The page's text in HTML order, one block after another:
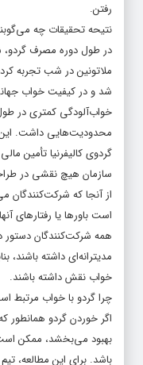
رفتن.
نتیحه تحقیقات چه
در طول دوره مصرف گردو،
ملاتونین در شب تجربه
شد و در کیفیت خواب
خواب‌آلودگی کمتری در
محدودیت‌هایی داشت.
گردوی کالیفرنیا تأمین
سازمان هیچ نقشی در
از آنجا که شرکت‌کنندگان
است باورها یا رفتارهای
همه شرکت‌کنندگان دستور
مدیترانه‌ای داشته باشند،
خواب نقش داشته باشند.
چرا گردو با خواب مرتبط
اگر خوردن گردو همانطور
بهبود می‌بخشد، ممکن
باشد. برای این مطالعه،